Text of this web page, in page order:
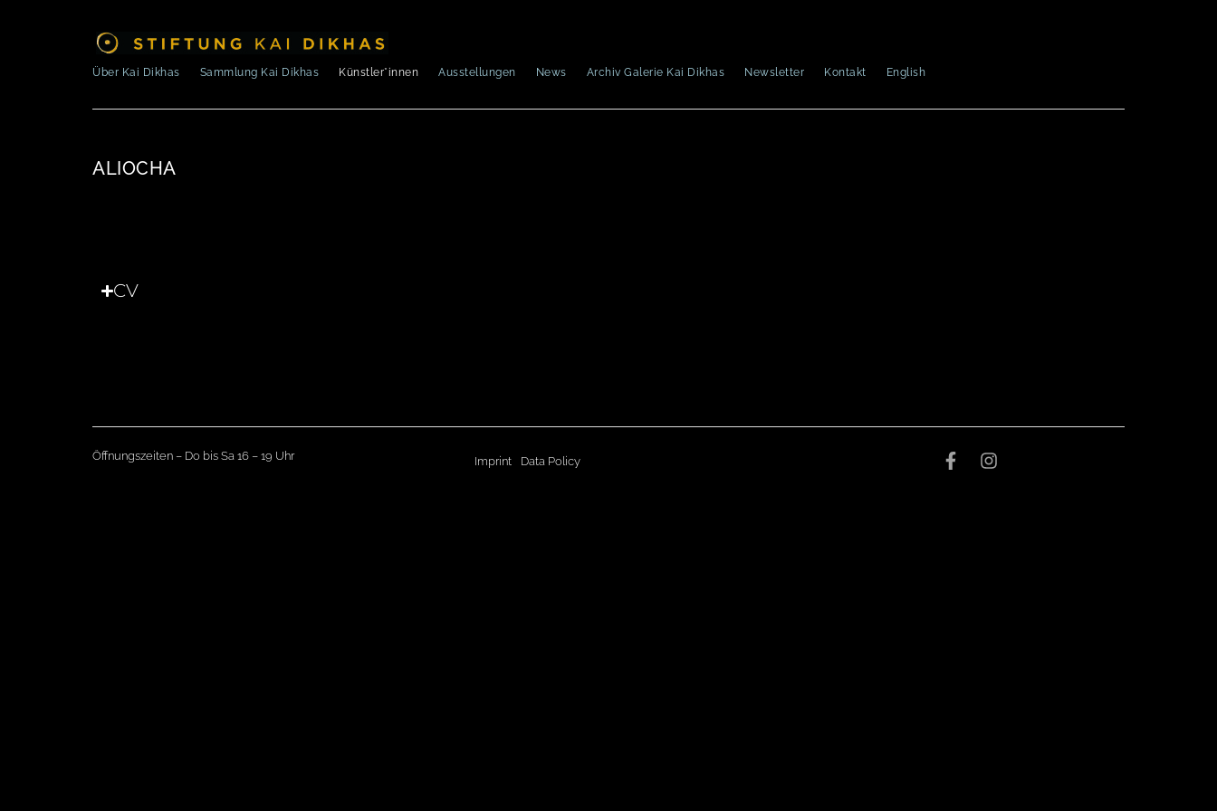
Über Kai Dikhas Sammlung Kai Dikhas Künstler*innen Ausstellungen News Archiv Galerie Kai Dikhas Newsletter Kontakt English
ALIOCHA
CV
Öffnungszeiten – Do bis Sa 16 – 19 Uhr Imprint Data Policy